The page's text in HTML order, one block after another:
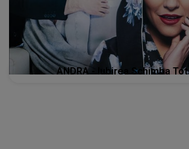
ANDRA - Iubirea Schimba Tot